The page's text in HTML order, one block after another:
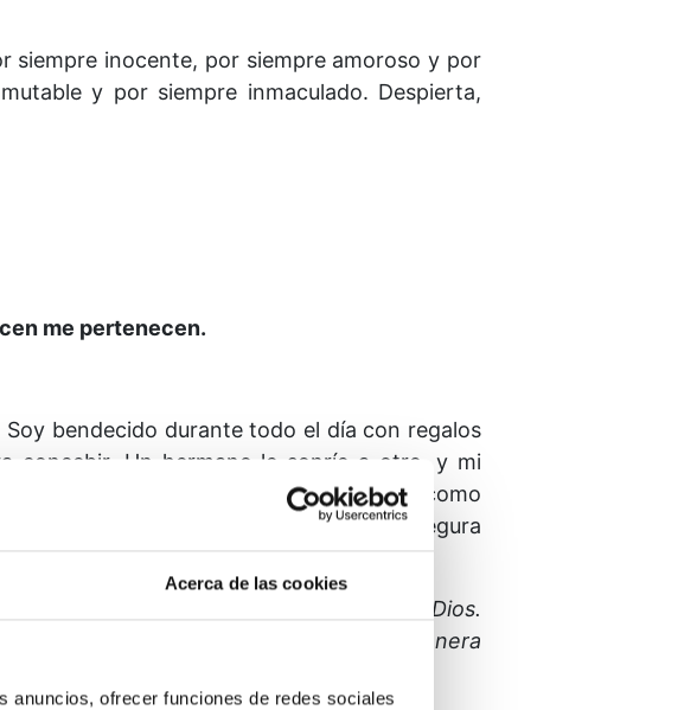
Acerca de las cookies
anuncios, ofrecer funciones de redes sociales
siempre inocente, por siempre amoroso y por
y por siempre inmaculado. Despierta,
me pertenecen.
bendecido durante todo el día con regalos
concebir. Un hermano le sonríe a otro, y mi
mi mente recibe ese regalo y lo acepta como
salvador, me señala el camino y me ase­gura
los días, procedentes de cada Hijo de Dios.
les mostraré mi agradecimiento, de manera